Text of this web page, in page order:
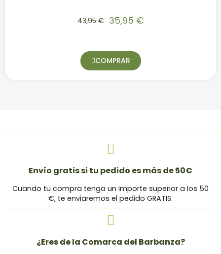
43,95 € 35,95 €
COMPRAR
Envío gratis si tu pedido es más de 50€
Cuando tu compra tenga un importe superior a los 50
€, te enviaremos el pedido GRATIS.
¿Eres de la Comarca del Barbanza?